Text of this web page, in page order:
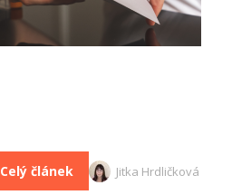
Celý článek Jitka Hrdličková